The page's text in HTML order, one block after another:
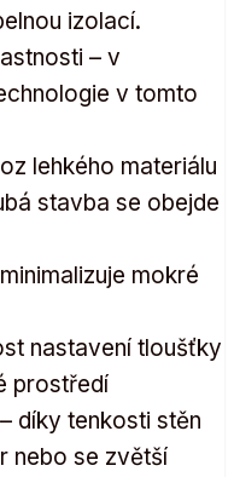
izolací.
– v
v tomto
lehkého materiálu
stavba se obejde
mokré
nastavení tloušťky
prostředí
díky tenkosti stěn
nebo se zvětší